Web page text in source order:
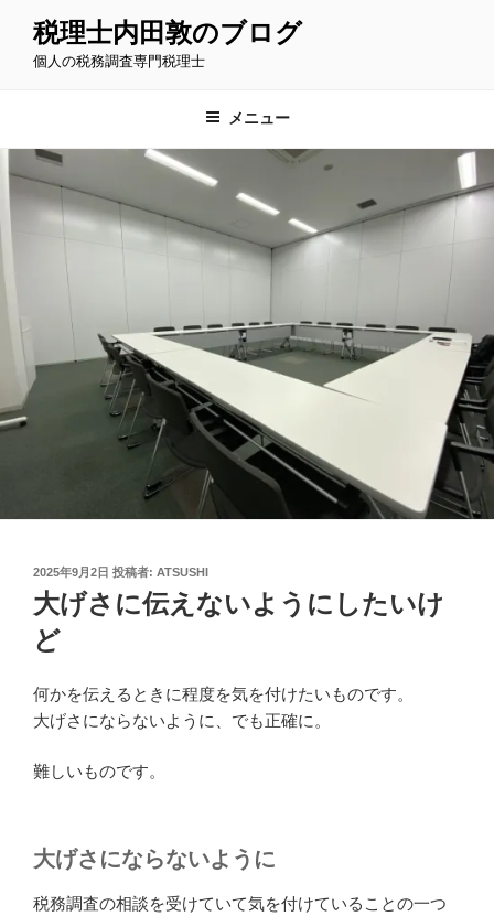
ス
キ
ッ
税理士内田敦のブログ
個人の税務調査専門税理士
メニュー
投
日:
2025年9月2日 投稿者: ATSUSHI
大げさに伝えないようにしたいけ
ど
何かを伝えるときに程度を気を付けたいものです。
大げさにならないように、でも正確に。
難しいものです。
大げさにならないように
税務調査の相談を受けていて気を付けていることの一つ